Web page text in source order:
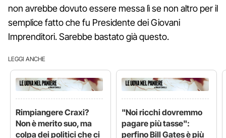
non avrebbe dovuto essere messa lì se non altro per il
semplice fatto che fu Presidente dei Giovani
Imprenditori. Sarebbe bastato già questo.
LEGGI ANCHE
Rimpiangere Craxi?
Non è merito suo, ma
colpa dei politici che ci
"Noi ricchi dovremmo
pagare più tasse":
perfino Bill Gates è più